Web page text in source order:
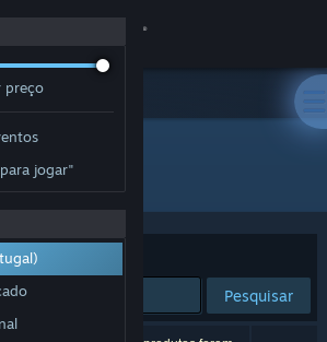
preço
jogar"
Pesquisar